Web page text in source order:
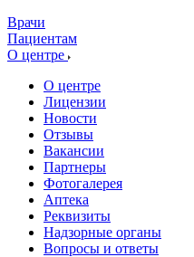
Врачи
Пациентам
О центре
О центре
Лицензии
Новости
Отзывы
Вакансии
Партнеры
Фотогалерея
Аптека
Реквизиты
Надзорные органы
Вопросы и ответы